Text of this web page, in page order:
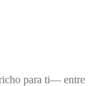
para ti— entre